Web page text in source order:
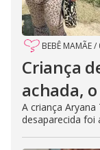
BEBÊ MAMÃE/
Criança
achada,
A criança
desaparecida foi